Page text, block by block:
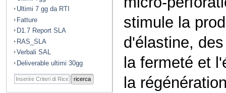
Ultimi 7 gg da RTI
Fatture
D1.7 Report SLA
RAS_SLA
Verbali SAL
Deliverable ultimi 30gg
ricerca
stimule la
d'élastine,
la fermeté et
la